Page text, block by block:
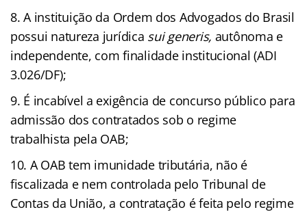
A instituição da Ordem dos Advogados do Brasil
possui natureza jurídica sui generis, autônoma e
independente, com finalidade institucional (ADI
3.026/DF);
É incabível a exigência de concurso público para
admissão dos contratados sob o regime
trabalhista pela OAB;
A OAB tem imunidade tributária, não é
fiscalizada e nem controlada pelo Tribunal de
Contas da União, a contratação é feita pelo regime